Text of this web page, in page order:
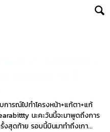
การณ์ไปทำโครงหน้า+แก้ตา+แก้
นะคะวันนี้จะมาพูดถึงการ
งสุดท้าย รอบนี้บินมาทำถึงเกา...